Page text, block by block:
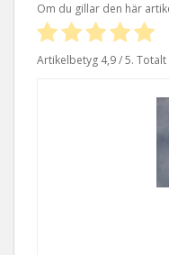
Om du gillar den här
Artikelbetyg 4,9/ 5.